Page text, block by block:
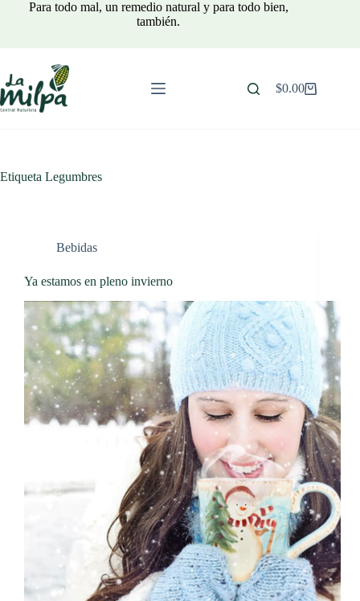
Para todo mal, un remedio natural y para todo bien,
también.
Carro
$0.00
Etiqueta Legumbres
Bebidas
Ya estamos en pleno invierno